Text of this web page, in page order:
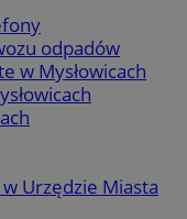
odpadów
w Mysłowicach
w Urzędzie Miasta